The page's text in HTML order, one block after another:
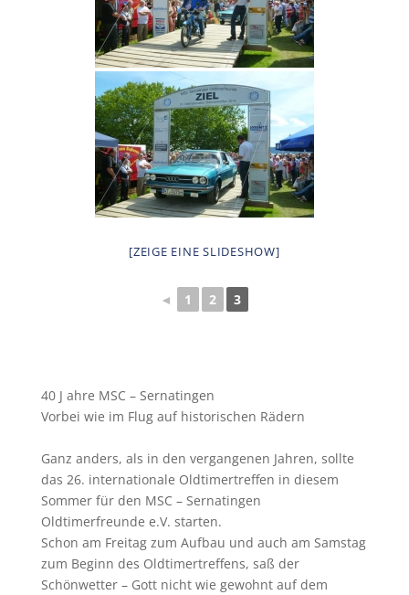
[ZEIGE EINE SLIDESHOW]
◄ 1 2 3
40 J ahre MSC – Sernatingen
Vorbei wie im Flug auf historischen Rädern
Ganz anders, als in den vergangenen Jahren, sollte
das 26. internationale Oldtimertreffen in diesem
Sommer für den MSC – Sernatingen
Oldtimerfreunde e.V. starten.
Schon am Freitag zum Aufbau und auch am Samstag
zum Beginn des Oldtimertreffens, saß der
Schönwetter – Gott nicht wie gewohnt auf dem